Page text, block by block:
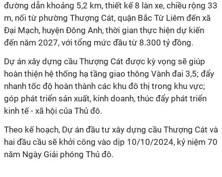
đường dẫn khoảng 5,2 km, thiết kế 8 làn xe, chiều rộng 33
m, nối từ phường Thượng Cát, quận Bắc Từ Liêm đến xã
Đại Mạch, huyện Đông Anh, thời gian thực hiện dự kiến
đến năm 2027, với tổng mức đầu từ 8.300 tỷ đồng.
Dự án xây dựng cầu Thượng Cát được kỳ vọng sẽ giúp
hoàn thiện hệ thống hạ tầng giao thông Vành đai 3,5; đẩy
nhanh tốc độ hoàn thành các khu đô thị trong khu vực;
góp phát triển sản xuất, kinh doanh, thúc đẩy phát triển
kinh tế - xã hội của Thủ đô.
Theo kế hoạch, Dự án đầu tư xây dựng cầu Thượng Cát và
hai đầu cầu sẽ khởi công vào dịp 10/10/2024, kỷ niệm 70
năm Ngày Giải phóng Thủ đô.